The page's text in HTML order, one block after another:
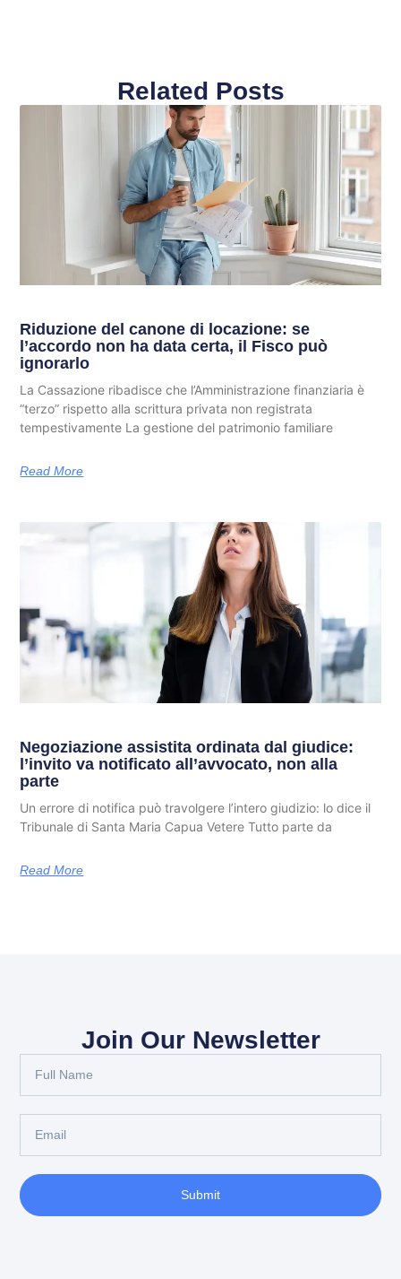
Related Posts
Riduzione del canone di locazione: se
l’accordo non ha data certa, il Fisco può
ignorarlo
La Cassazione ribadisce che l’Amministrazione finanziaria è
“terzo” rispetto alla scrittura privata non registrata
tempestivamente La gestione del patrimonio familiare
Read More
Negoziazione assistita ordinata dal giudice:
l’invito va notificato all’avvocato, non alla
parte
Un errore di notifica può travolgere l’intero giudizio: lo dice il
Tribunale di Santa Maria Capua Vetere Tutto parte da
Read More
Join Our Newsletter
Submit